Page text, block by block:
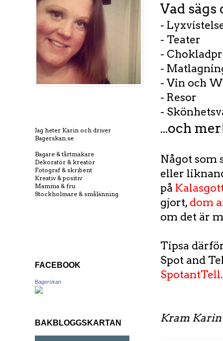
Vad sägs
-
- Teater
-
-
- Vin och
- Resor
-
...och
Något som
eller
på
gjort, dom
om det är
Tipsa
Spot and
Kram Karin
Jag heter Karin och driver
Bagerskan.se
Bagare & tårtmakare
Dekoratör & kreatör
Fotograf & skribent
Kreativ & positiv
Mamma & fru
Stockholmare & smålänning
FACEBOOK
Bagerskan
BAKBLOGGSKARTAN